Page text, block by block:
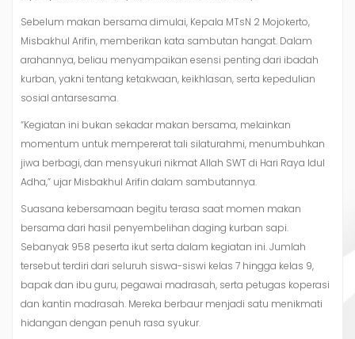
Sebelum makan bersama dimulai, Kepala MTsN 2 Mojokerto,
Misbakhul Arifin, memberikan kata sambutan hangat. Dalam
arahannya, beliau menyampaikan esensi penting dari ibadah
kurban, yakni tentang ketakwaan, keikhlasan, serta kepedulian
sosial antarsesama.
“Kegiatan ini bukan sekadar makan bersama, melainkan
momentum untuk mempererat tali silaturahmi, menumbuhkan
jiwa berbagi, dan mensyukuri nikmat Allah SWT di Hari Raya Idul
Adha,” ujar Misbakhul Arifin dalam sambutannya.
Suasana kebersamaan begitu terasa saat momen makan
bersama dari hasil penyembelihan daging kurban sapi.
Sebanyak 958 peserta ikut serta dalam kegiatan ini. Jumlah
tersebut terdiri dari seluruh siswa-siswi kelas 7 hingga kelas 9,
bapak dan ibu guru, pegawai madrasah, serta petugas koperasi
dan kantin madrasah. Mereka berbaur menjadi satu menikmati
hidangan dengan penuh rasa syukur.